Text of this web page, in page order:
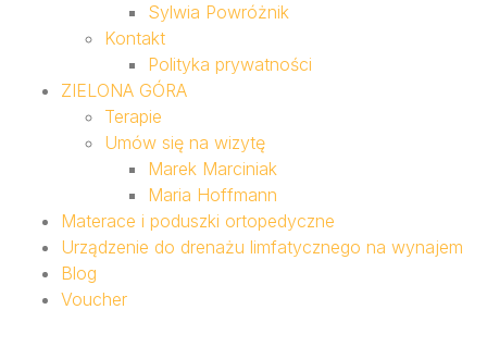
Sylwia Powróżnik
Kontakt
Polityka prywatności
ZIELONA GÓRA
Terapie
Umów się na wizytę
Marek Marciniak
Maria Hoffmann
Materace i poduszki ortopedyczne
Urządzenie do drenażu limfatycznego na wynajem
Blog
Voucher